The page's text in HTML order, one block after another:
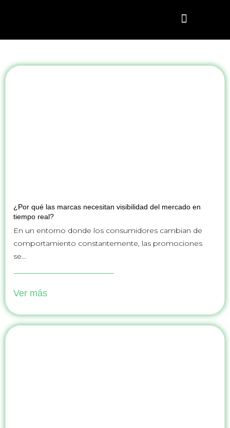
¿Por qué las marcas necesitan visibilidad del mercado en
tiempo real?
En un entorno donde los consumidores cambian de
comportamiento constantemente, las promociones
se...
Ver más